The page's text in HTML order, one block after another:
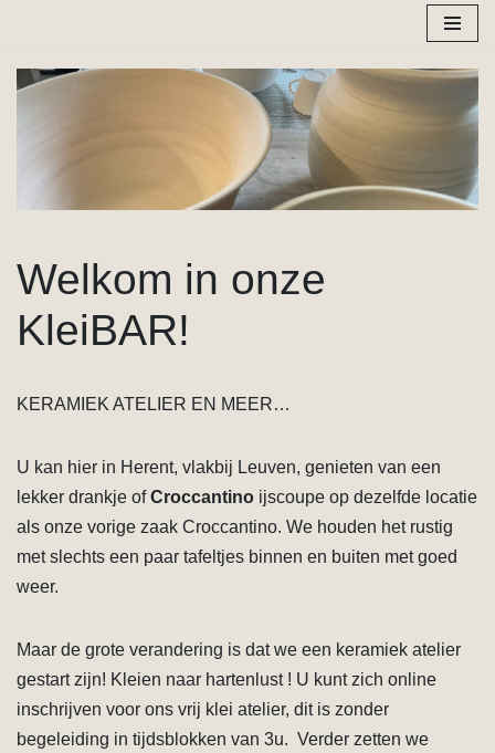
naar
Welkom in onze
KleiBAR!
KERAMIEK ATELIER EN MEER…
U kan hier in Herent, vlakbij Leuven, genieten van een
lekker drankje ofCroccantino ijscoupe op dezelfde locatie
als onze vorige zaak Croccantino. We houden het rustig
met slechts een paar tafeltjes binnen en buiten met goed
weer.
Maar de grote verandering is dat we een keramiek atelier
gestart zijn! Kleien naar hartenlust ! U kunt zich online
inschrijven voor ons vrij klei atelier, dit is zonder
begeleiding in tijdsblokken van 3u. Verder zetten we